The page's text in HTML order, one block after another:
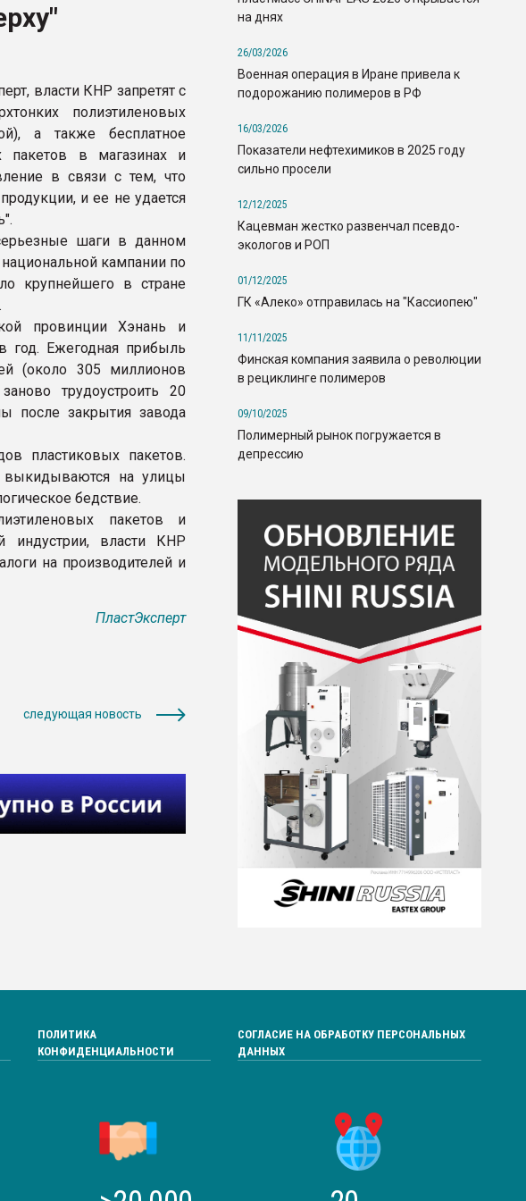
власти КНР запретят с
полиэтиленовых
а также бесплатное
пакетов в магазинах и
в связи с тем, что
и ее не удается
шаги в данном
национальной кампании по
крупнейшего в стране
провинции Хэнань и
год. Ежегодная прибыль
(около 305 миллионов
трудоустроить 20
после закрытия завода
пластиковых пакетов.
выкидываются на улицы
бедствие.
пакетов и
индустрии, власти КНР
на производителей и
ПластЭксперт
следующая новость
на днях
26/03/2026
Военная операция в Иране привела к
подорожанию полимеров в РФ
16/03/2026
Показатели нефтехимиков в 2025 году
сильно просели
12/12/2025
Кацевман жестко развенчал псевдо-
экологов и РОП
01/12/2025
ГК «Алеко» отправилась на "Кассиопею"
11/11/2025
Финская компания заявила о революции
в рециклинге полимеров
09/10/2025
Полимерный рынок погружается в
депрессию
ПОЛИТИКА
КОНФИДЕНЦИАЛЬНОСТИ
СОГЛАСИЕ НА ОБРАБОТКУ ПЕРСОНАЛЬНЫХ
ДАННЫХ